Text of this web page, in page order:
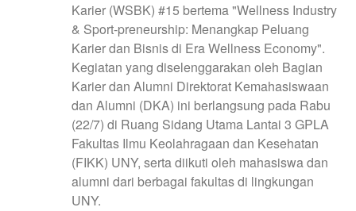
Karier (WSBK) #15 bertema "Wellness Industry
& Sport-preneurship: Menangkap Peluang
Karier dan Bisnis di Era Wellness Economy".
Kegiatan yang diselenggarakan oleh Bagian
Karier dan Alumni Direktorat Kemahasiswaan
dan Alumni (DKA) ini berlangsung pada Rabu
(22/7) di Ruang Sidang Utama Lantai 3 GPLA
Fakultas Ilmu Keolahragaan dan Kesehatan
(FIKK) UNY, serta diikuti oleh mahasiswa dan
alumni dari berbagai fakultas di lingkungan
UNY.